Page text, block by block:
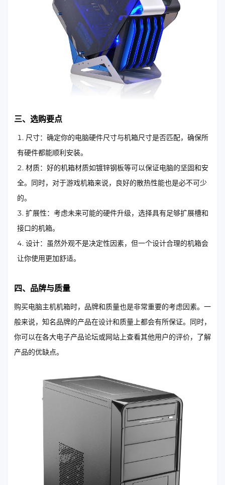
三、选购要点
尺寸：确定你的电脑硬件尺寸与机箱尺寸是否匹配，确保所
有硬件都能顺利安装。
材质：好的机箱材质如镀锌钢板等可以保证电脑的坚固和安
全。同时，对于游戏机箱来说，良好的散热性能也是必不可少
的。
扩展性：考虑未来可能的硬件升级，选择具有足够扩展槽和
接口的机箱。
设计：虽然外观不是决定性因素，但一个设计合理的机箱会
让你使用更加舒适。
四、品牌与质量
购买电脑主机机箱时，品牌和质量也是非常重要的考虑因素。一
般来说，知名品牌的产品在设计和质量上都会有所保证。同时，
你可以在各大电子产品论坛或网站上查看其他用户的评价，了解
产品的优缺点。